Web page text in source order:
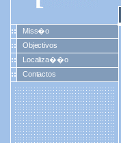
Miss�o
Objectivos
Localiza��o
Contactos